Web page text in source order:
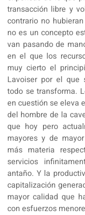
transacción libre y
contrario no
no es un concepto
van pasando de
en el que los
muy cierto el
Lavoiser por el que
todo se transforma.
en cuestión se eleva
del hombre de la
que hoy pero
mayores y de
más materia
servicios
antaño. Y la
capitalización
mayor calidad que
con esfuerzos